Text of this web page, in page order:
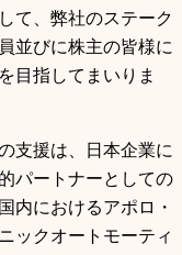
て、弊社のステーク
並びに株主の皆様に
目指してまいりま
支援は、日本企業に
パートナーとしての
内におけるアポロ・
ックオートモーティ